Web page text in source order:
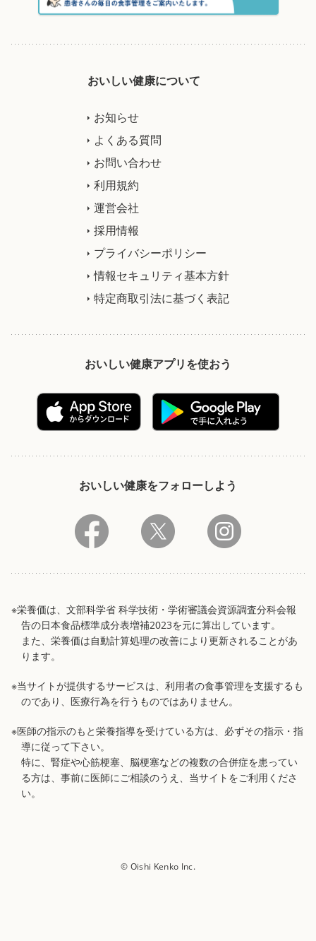
おいしい健康について
お知らせ
よくある質問
お問い合わせ
利用規約
運営会社
採用情報
プライバシーポリシー
情報セキュリティ基本方針
特定商取引法に基づく表記
おいしい健康アプリを使おう
おいしい健康をフォローしよう
※栄養価は、文部科学省 科学技術・学術審議会資源調査分科会報
告の日本食品標準成分表増補2023を元に算出しています。
また、栄養価は自動計算処理の改善により更新されることがあ
ります。
※当サイトが提供するサービスは、利用者の食事管理を支援するも
のであり、医療行為を行うものではありません。
※医師の指示のもと栄養指導を受けている方は、必ずその指示・指
導に従って下さい。
特に、腎症や心筋梗塞、脳梗塞などの複数の合併症を患ってい
る方は、事前に医師にご相談のうえ、当サイトをご利用くださ
い。
© Oishi Kenko Inc.